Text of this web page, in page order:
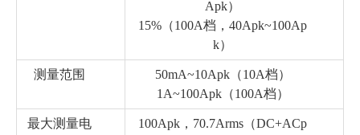
Apk）
15%（100A档，40Apk~100Ap
k）
测量范围
50mA~10Apk（10A档）
1A~100Apk（100A档）
最大测量电
100Apk，70.7Arms（DC+ACp